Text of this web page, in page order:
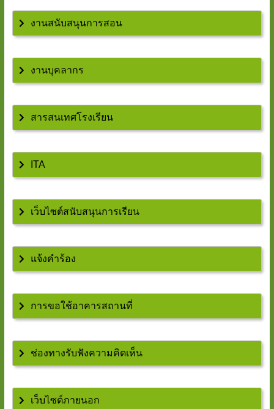
งานสนับสนุนการสอน
งานบุคลากร
สารสนเทศโรงเรียน
ITA
เว็บไซต์สนับสนุนการเรียน
แจ้งคำร้อง
การขอใช้อาคารสถานที่
ช่องทางรับฟังความคิดเห็น
เว็บไซต์ภายนอก